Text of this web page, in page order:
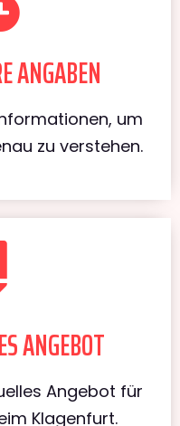
ANGABEN
um
zu verstehen.
ANGEBOT
Angebot für
Klagenfurt.